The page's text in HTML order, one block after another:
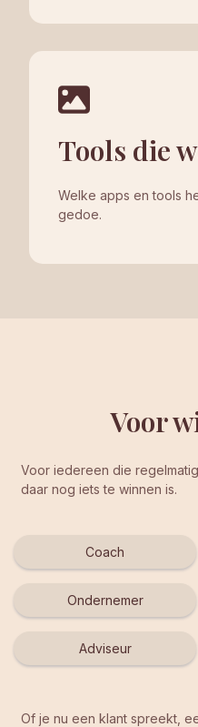
Tools die
Welke apps en tools
gedoe.
Voor
Voor iedereen die
daar nog iets te winnen is.
Coach
Ondernemer
Adviseur
Of je nu een klant spreekt,